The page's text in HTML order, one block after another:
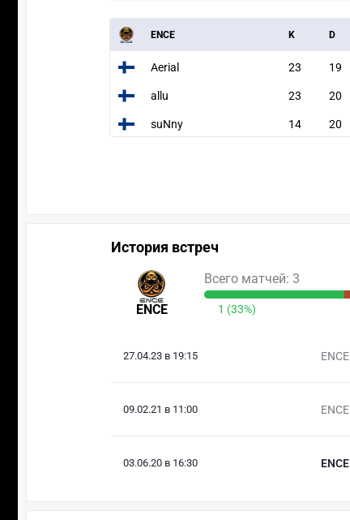
ENCE K D
Aerial 23 19
allu 23 20
suNny 14 20
История встреч
ENCE
Всего матчей: 3
1 (33%)
27.04.23 в 19:15 ENCE
09.02.21 в 11:00 ENCE
03.06.20 в 16:30 ENCE